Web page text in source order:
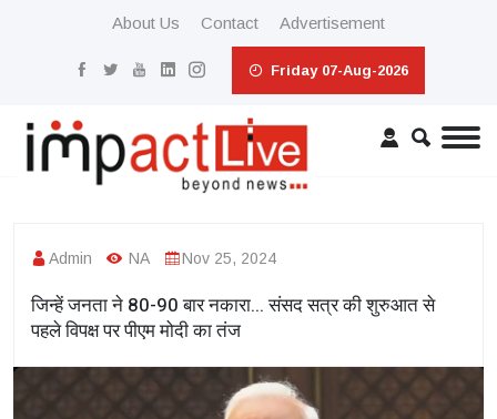
About Us Contact Advertisement
Friday 07-Aug-2026
Admin NA Nov 25, 2024
जिन्हें जनता ने 80-90 बार नकारा... संसद सत्र की शुरुआत से
पहले विपक्ष पर पीएम मोदी का तंज